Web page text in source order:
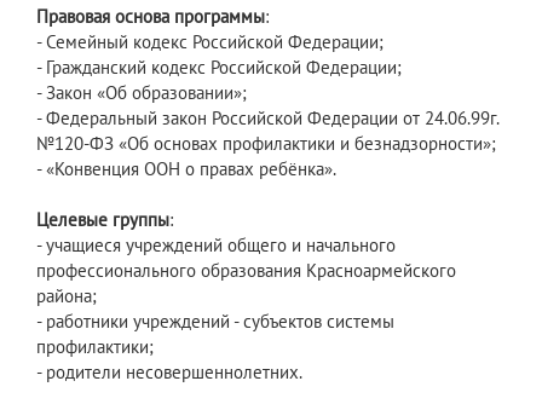
Правовая основа программы:
- Семейный кодекс Российской Федерации;
- Гражданский кодекс Российской Федерации;
- Закон «Об образовании»;
- Федеральный закон Российской Федерации от 24.06.99г.
№120-ФЗ «Об основах профилактики и безнадзорности»;
- «Конвенция ООН о правах ребёнка».
Целевые группы:
- учащиеся учреждений общего и начального
профессионального образования Красноармейского
района;
- работники учреждений - субъектов системы
профилактики;
- родители несовершеннолетних.